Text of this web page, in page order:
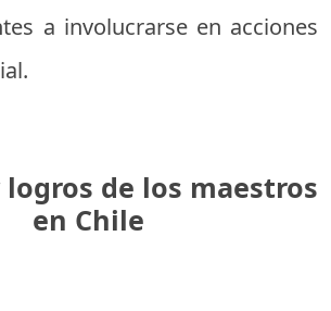
a involucrarse en acciones
logros de los maestros
en Chile